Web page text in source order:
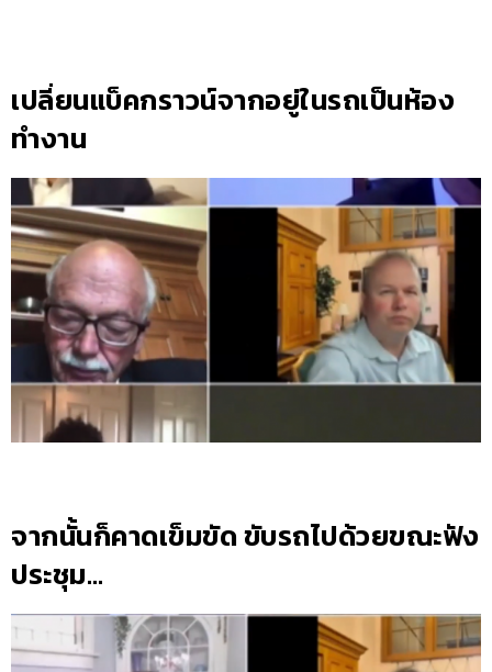
เปลี่ยนแบ็คกราวน์จากอยู่ในรถเป็นห้อง
ทำงาน
จากนั้นก็คาดเข็มขัด ขับรถไปด้วยขณะฟัง
ประชุม…